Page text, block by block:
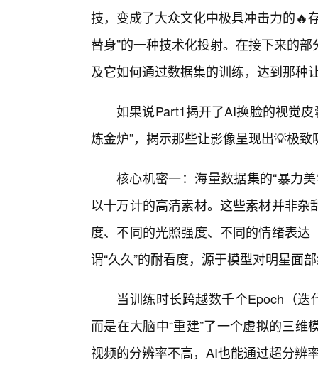
技，变成了大众文化中极具冲击力的🔥
替身”的一种技术化投射。在接下来的
及它如何通过数据集的训练，达到那种
如果说Part1揭开了AI换脸的视觉
炼金炉”，揭示那些让影像呈现出💡极
核心机密一：海量数据集的“暴力
以十万计的高清素材。这些素材并非
度、不同的光照强度、不同的情绪表
谓“久久”的耐看度，源于模型对明星面
当训练时长跨越数千个Epoch（迭
而是在大脑中“重建”了一个虚拟的三
视频的分辨率不高，AI也能通过超分辨